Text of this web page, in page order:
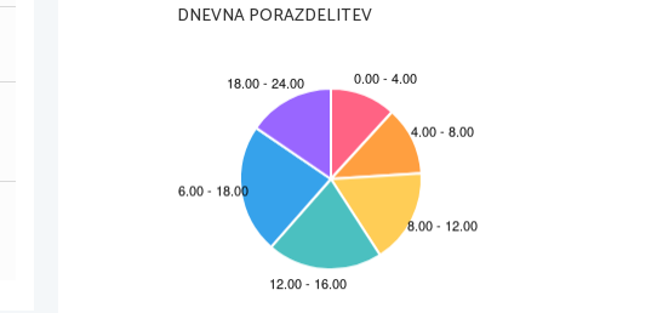
druge so umetno izdelane.
Ljudje droge uporabljajo
Indijanci so pred več kot
izdelali iz neke vrste
več kot 5000 let uporablja
Kava in cigareta vsebujeta dve najpogostejši
DNEVNA PORAZDELITEV